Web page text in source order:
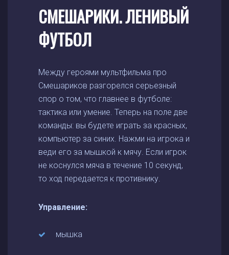
СМЕШАРИКИ. ЛЕНИВЫЙ
ФУТБОЛ
Между героями мультфильма про
Смешариков разгорелся серьезный
спор о том, что главнее в футболе:
тактика или умение. Теперь на поле две
команды: вы будете играть за красных,
компьютер за синих. Нажми на игрока и
веди его за мышкой к мячу. Если игрок
не коснулся мяча в течение 10 секунд,
то ход передается к противнику.
Управление:
мышка